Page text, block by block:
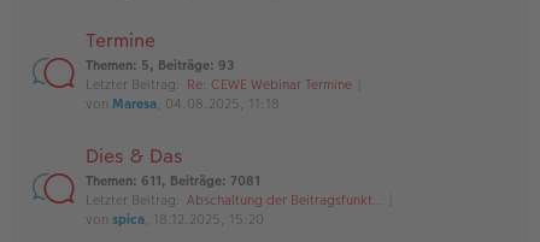
Termine
Themen: 5, Beiträge: 93
Letzter Beitrag: Re: CEWE Webinar Termine
von Maresa, 04.08.2025, 11:18
Dies & Das
Themen: 611, Beiträge: 7081
Letzter Beitrag: Abschaltung der Beitragsfunkt…
von spica, 18.12.2025, 15:20